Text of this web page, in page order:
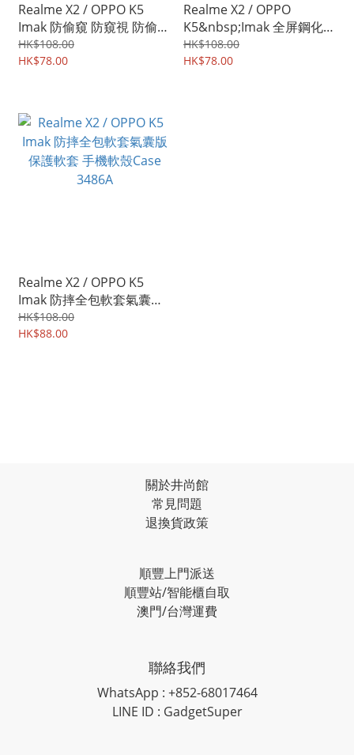
Realme X2 / OPPO K5
Imak 防偷窺 防窺視 防偷睇
保私隱 鋼化玻璃膜 全屏覆
蓋保護貼 3591A
HK$108.00
HK$78.00
Realme X2 / OPPO
K5&nbsp;Imak 全屏鋼化玻
璃膜Pro+ 強化玻璃貼
3590A
HK$108.00
HK$78.00
Realme X2 / OPPO K5
Imak 防摔全包軟套氣囊版
保護軟套 手機軟殼Case
3486A
HK$108.00
HK$88.00
關於井尚館
常見問題
退換貨政策
順豐上門派送
順豐站/智能櫃自取
澳門/台灣運費
聯絡我們
WhatsApp : +852-68017464
LINE ID : GadgetSuper